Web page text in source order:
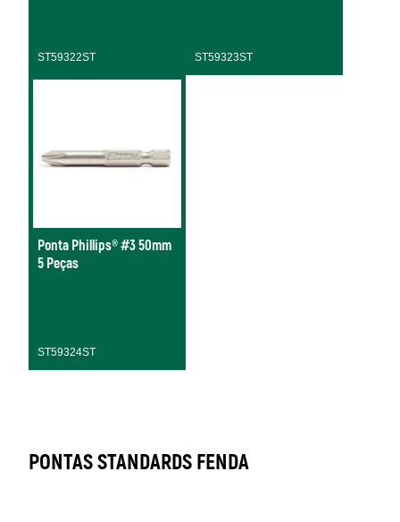
ST59322ST ST59323ST
Ponta Phillips® #3 50mm
5 Peças
ST59324ST
PONTAS STANDARDS FENDA